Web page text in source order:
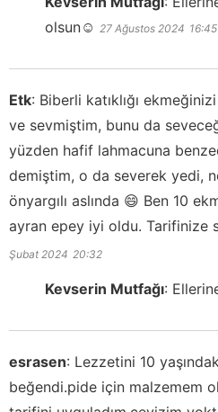
olsun☺️ 27 Ağustos 2024 16:45
Etk: Biberli katıklığı
ve sevmiştim, bunu da
yüzden hafif lahmacuna
demiştim, o da severek yedi,
önyargılı aslında 😄 Ben 10
ayran epey iyi oldu. Tarifinize
Şubat 2024 20:32
Kevserin Mutfağı:
esrasen: Lezzetini 10
beğendi.pide için malzemem